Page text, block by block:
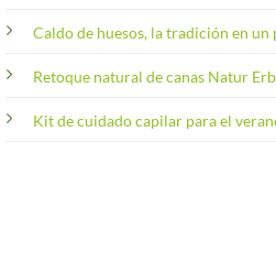
Caldo de huesos, la tradición en
Retoque natural de canas Natur
Kit de cuidado capilar para el